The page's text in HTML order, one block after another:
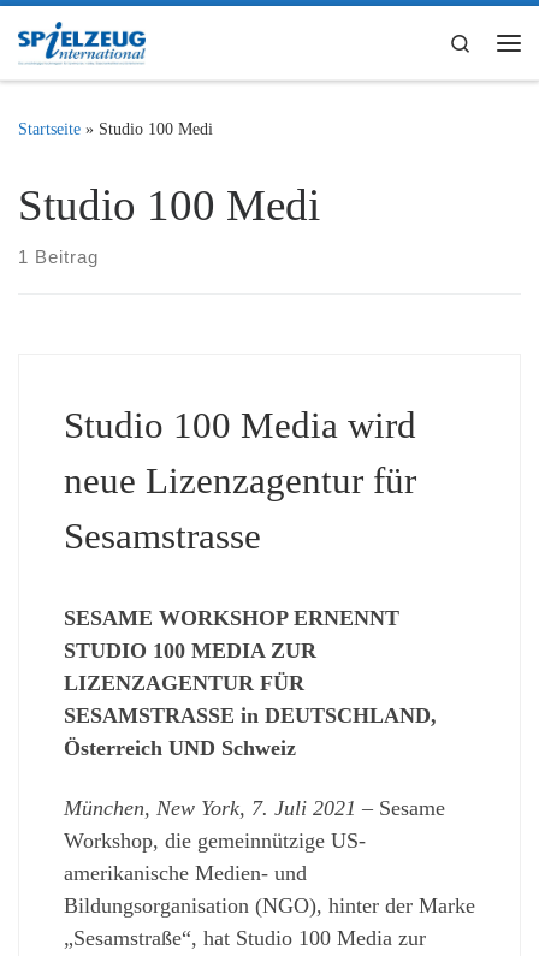
Zum Inhalt springen
Search
Startseite » Studio 100 Medi
Studio 100 Medi
1 Beitrag
Studio 100 Media wird
neue Lizenzagentur für
Sesamstrasse
SESAME WORKSHOP ERNENNT
STUDIO 100 MEDIA ZUR
LIZENZAGENTUR FÜR
SESAMSTRASSE in DEUTSCHLAND,
Österreich UND Schweiz
München, New York, 7. Juli 2021 – Sesame
Workshop, die gemeinnützige US-
amerikanische Medien- und
Bildungsorganisation (NGO), hinter der Marke
„Sesamstraße“, hat Studio 100 Media zur